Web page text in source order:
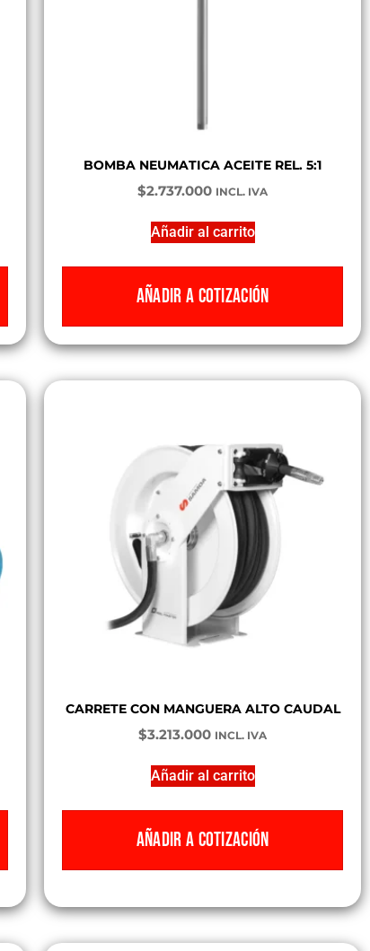
BOMBA NEUMATICA ACEITE REL. 5:1
$2.737.000 INCL. IVA
Añadir al carrito
AÑADIR A COTIZACIÓN
CARRETE CON MANGUERA ALTO CAUDAL
$3.213.000 INCL. IVA
Añadir al carrito
AÑADIR A COTIZACIÓN